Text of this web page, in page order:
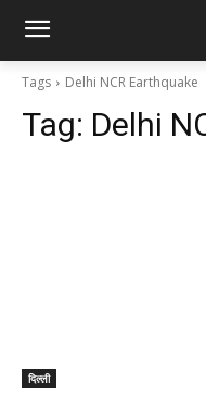
Tags Delhi NCR Earthquake
Tag: Delhi
दिल्ली